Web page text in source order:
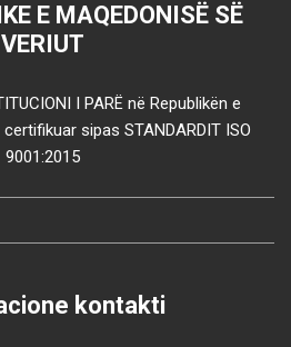
E MAQEDONISË SË
VERIUT
I PARË në Republikën e
sipas STANDARDIT ISO
9001:2015
kontakti